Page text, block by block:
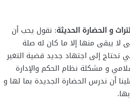
و الحضارة الحديثة: نقول يحب أن
لا يبقى منها إلا ما كان له صلة
تحتاج إلى اجتهاد جديد قضية التغير
و مشكلة نظام الحكم والإدارة
أن ندرس الحضارة الجديدة بما لها و